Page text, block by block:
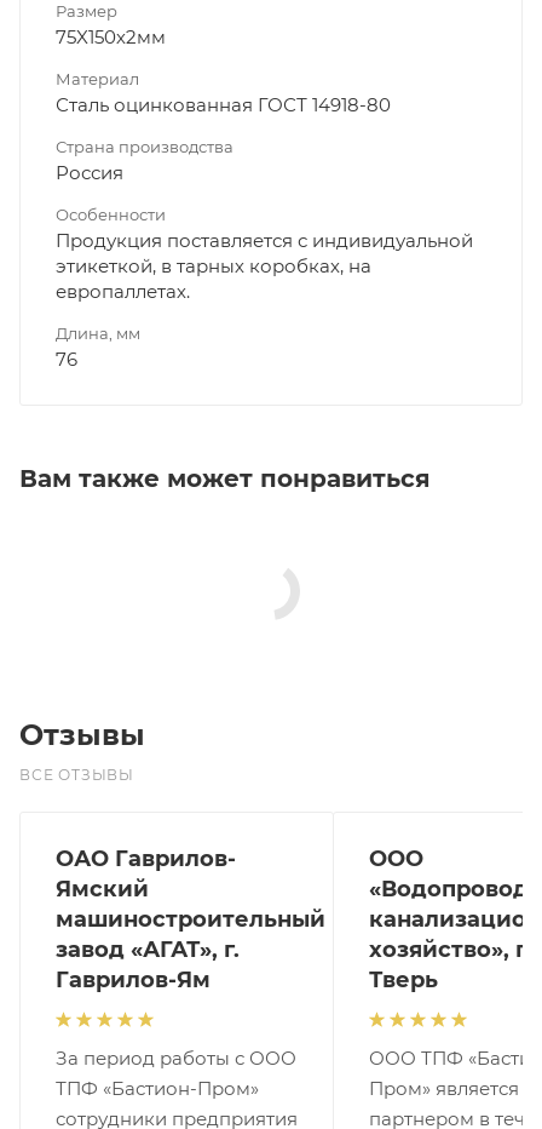
Размер
75X150х2мм
Материал
Сталь оцинкованная ГОСТ 14918-80
Страна производства
Россия
Особенности
Продукция поставляется с индивидуальной
этикеткой, в тарных коробках, на
европаллетах.
Длина, мм
76
Вам также может понравиться
Отзывы
ВСЕ ОТЗЫВЫ
ОАО Гаврилов-
Ямский
машиностроительный
завод «АГАТ», г.
Гаврилов-Ям
За период работы с ООО
ТПФ «Бастион-Пром»
сотрудники предприятия
ООО
хозяйство», г.
Тверь
ООО ТПФ
Пром» является
партнером в